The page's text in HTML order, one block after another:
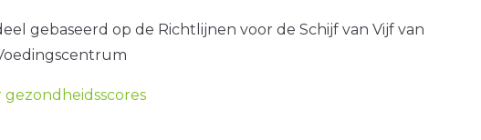
gebaseerd op de Richtlijnen voor de Schijf van Vijf van
gezondheidsscores